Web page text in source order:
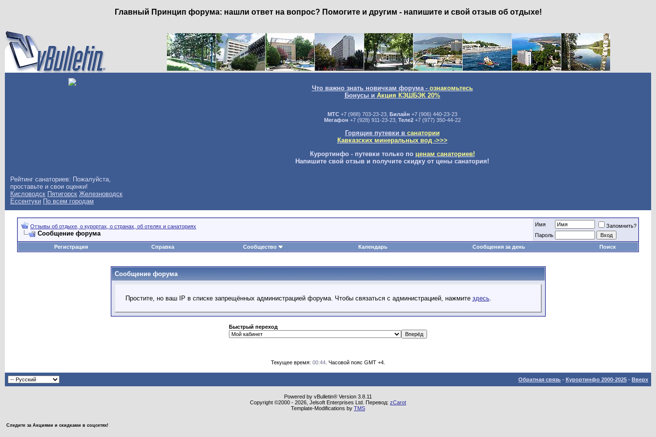
Главный Принцип форума: нашли ответ на вопрос? Помогите и другим - напишите и свой отзыв об отдыхе!
Что важно знать новичкам форума - ознакомьтесь
Бонусы и Акция КЭШБЭК 20%
МТС+7 (988) 703-23-23, Билайн +7 (906) 440-23-23
Мегафон +7 (928) 911-23-23, Теле2+7 (977) 350-44-22
Горящие путевки в санатории
Кавказских минеральных вод ->>>
Курортинфо - путевки только по ценам санаториев!
Напишите свой отзыв и получите скидку от цены санатория!
Рейтинг санаториев: Пожалуйста,
проставьте и свои оценки!
Кисловодск Пятигорск Железноводск
Ессентуки По всем городам
Отзывы об отдыхе, о курортах, о странах, об отелях и санаториях
Сообщение форума
Имя
Запомнить?
Пароль
Регистрация
Справка Сообщество Календарь Сообщения за день Поиск
Сообщение форума
Простите, но ваш IP в списке запрещённых администрацией форума. Чтобы связаться с администрацией, нажмите здесь.
Быстрый переход
Текущее время: 00:44 . Часовой пояс GMT +4.
Обратная связь - Курортинфо 2000-2025 - Вверх
Powered by vBulletin® Version 3.8.11
Copyright ©2000 - 2026, Jelsoft Enterprises Ltd. Перевод: zCarot
Template-Modifications by TMS
Следите за Акциями и скидками в соцсетях!